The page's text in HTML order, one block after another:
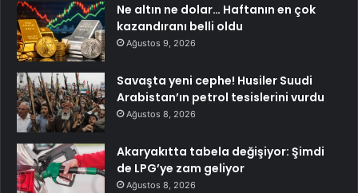
Ne altın ne dolar… Haftanın en çok
kazandıranı belli oldu
Ağustos 9, 2026
Savaşta yeni cephe! Husiler Suudi
Arabistan’ın petrol tesislerini vurdu
Ağustos 8, 2026
Akaryakıtta tabela değişiyor: Şimdi
de LPG’ye zam geliyor
Ağustos 8, 2026